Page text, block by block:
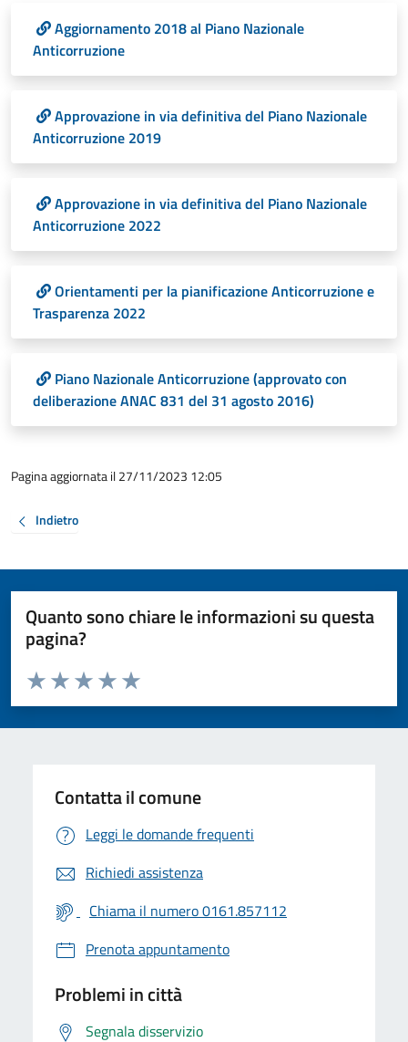
Aggiornamento 2018 al Piano Nazionale
Anticorruzione
Approvazione in via definitiva del Piano Nazionale
Anticorruzione 2019
Approvazione in via definitiva del Piano Nazionale
Anticorruzione 2022
Orientamenti per la pianificazione Anticorruzione e
Trasparenza 2022
Piano Nazionale Anticorruzione (approvato con
deliberazione ANAC 831 del 31 agosto 2016)
Pagina aggiornata il 27/11/2023 12:05
Indietro
Quanto sono chiare le informazioni su questa
pagina?
Valuta da 1 a 5 stelle la pagina
Valuta 5 stelle su 5
Valuta 4 stelle su 5
Valuta 3 stelle su 5
Valuta 2 stelle su 5
Valuta 1 stelle su 5
Contatta il comune
Leggi le domande frequenti
Richiedi assistenza
Chiama il numero 0161.857112
Prenota appuntamento
Problemi in città
Segnala disservizio